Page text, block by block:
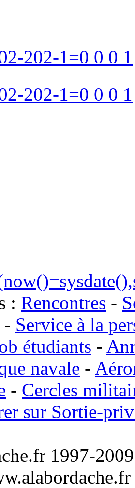
202-1=0 0 0 1
202-1=0 0 0 1
: Rencontres -
- Service à la
étudiants -
navale -
- Cercles
sur Sortie-
1997-